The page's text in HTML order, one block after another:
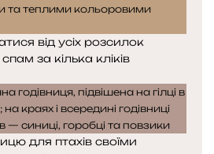
від усіх розсилок
за кілька кліків
для птахів своїми